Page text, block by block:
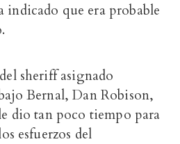
que era probable
sheriff asignado
Bernal, Dan Robison,
dio tan poco tiempo para
esfuerzos del